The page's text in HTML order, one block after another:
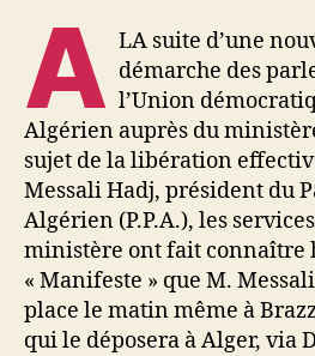
A LA suite d’une
démarche des
l’Union
Algérien auprès du
sujet de la libération
Messali Hadj, président du
Algérien (P.P.A.), les
ministère ont fait connaître
« Manifeste » que M.
place le matin même à
qui le déposera à Alger, via